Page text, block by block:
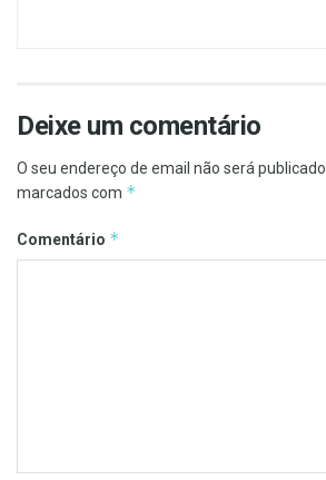
Deixe um comentário
O seu endereço de email não será publicado.
marcados com *
Comentário *